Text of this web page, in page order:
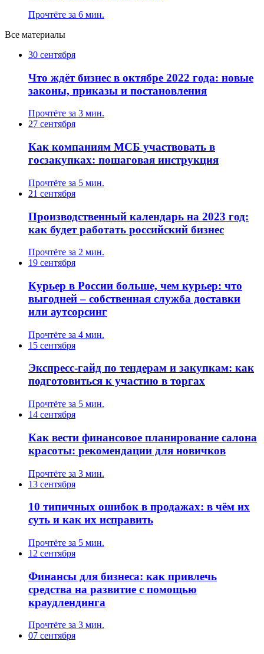
Прочтёте за 6 мин.
Все материалы
30 сентября
Что ждёт бизнес в октябре 2022 года: новые
законы, приказы и постановления
Прочтёте за 3 мин.
27 сентября
Как компаниям МСБ участвовать в
госзакупках: пошаговая инструкция
Прочтёте за 5 мин.
21 сентября
Производственный календарь на 2023 год:
как будет работать российский бизнес
Прочтёте за 2 мин.
19 сентября
Курьер в России больше, чем курьер: что
выгодней – собственная служба доставки
или аутсорсинг
Прочтёте за 4 мин.
15 сентября
Экспресс-гайд по тендерам и закупкам: как
подготовиться к участию в торгах
Прочтёте за 5 мин.
14 сентября
Как вести финансовое планирование салона
красоты: рекомендации для новичков
Прочтёте за 3 мин.
13 сентября
10 типичных ошибок в продажах: в чём их
суть и как их исправить
Прочтёте за 5 мин.
12 сентября
Финансы для бизнеса: как привлечь
средства на развитие с помощью
краудлендинга
Прочтёте за 3 мин.
07 сентября